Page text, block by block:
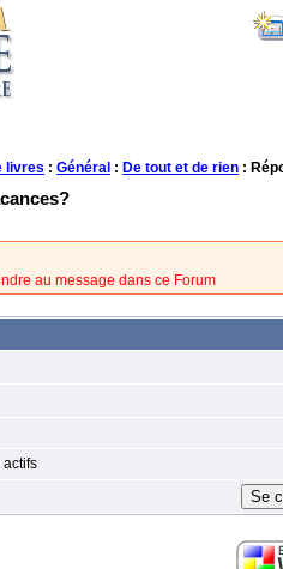
livres : Général : De tout et de rien :
au message dans ce Forum
actifs